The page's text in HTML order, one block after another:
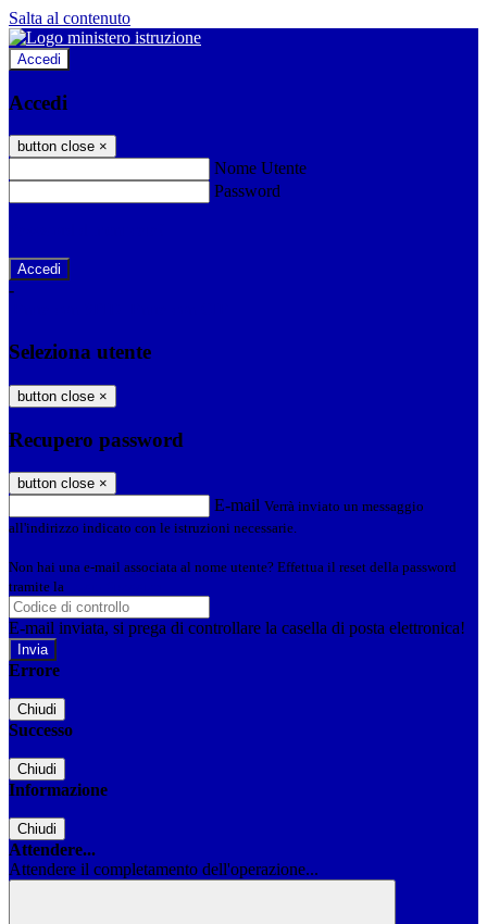
Salta al contenuto
Accedi
Accedi
button close ×
Nome Utente
Password
-
Seleziona utente
button close ×
Recupero password
button close ×
E-mail Verrà inviato un messaggio
all'indirizzo indicato con le istruzioni necessarie.
Non hai una e-mail associata al nome utente? Effettua il reset della password
tramite la
E-mail inviata, si prega di controllare la casella di posta elettronica!
Errore
Chiudi
Successo
Chiudi
Informazione
Chiudi
Attendere...
Attendere il completamento dell'operazione...